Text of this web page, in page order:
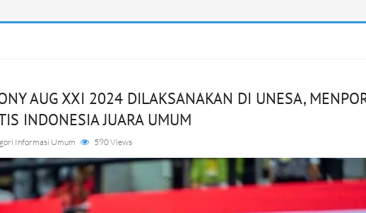
AUG XXI 2024 DILAKSANAKAN DI UNESA,
INDONESIA JUARA UMUM
Informasi Umum 590 Views